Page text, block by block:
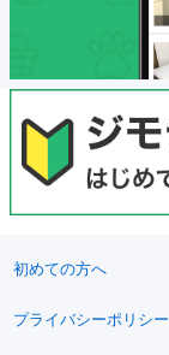
初めての方へ
プライバシーポリシー